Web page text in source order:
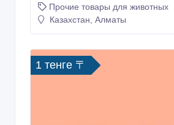
Прочие товары для животных
Казахстан, Алматы
1 тенге 〒